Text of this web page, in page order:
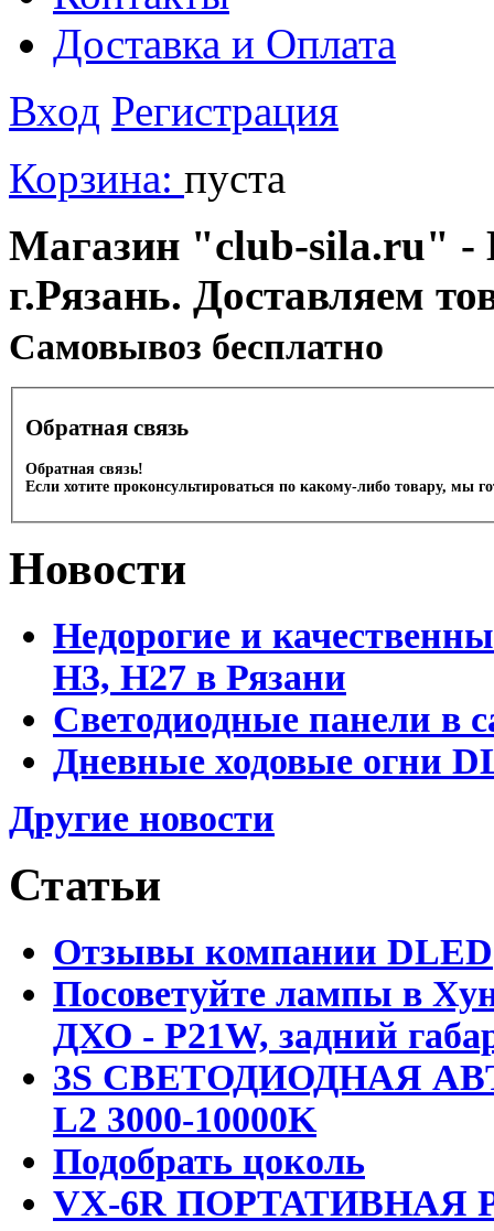
Доставка и Оплата
Вход Регистрация
Корзина: пуста
Магазин "club-sila.ru" -
г.Рязань. Доставляем
Cамовывоз бесплатно
Обратная связь
Обратная связь!
Если хотите проконсультироваться по какому-либо товару, мы
Новости
Недорогие и
Н3, Н27 в Рязани
Светодиодные панели в
Дневные ходовые огни
Другие новости
Статьи
Отзывы компании DLED
Посоветуйте лампы в
ДХО - P21W, задний
3S СВЕТОДИОДНАЯ
L2 3000-10000K
Подобрать цоколь
VX-6R ПОРТАТИВНАЯ